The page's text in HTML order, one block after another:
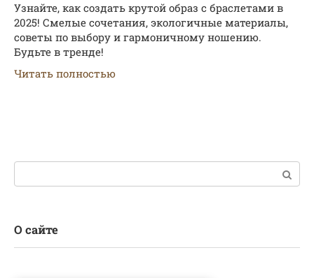
Узнайте, как создать крутой образ с браслетами в
2025! Смелые сочетания, экологичные материалы,
советы по выбору и гармоничному ношению.
Будьте в тренде!
Читать полностью
Поиск:
О сайте